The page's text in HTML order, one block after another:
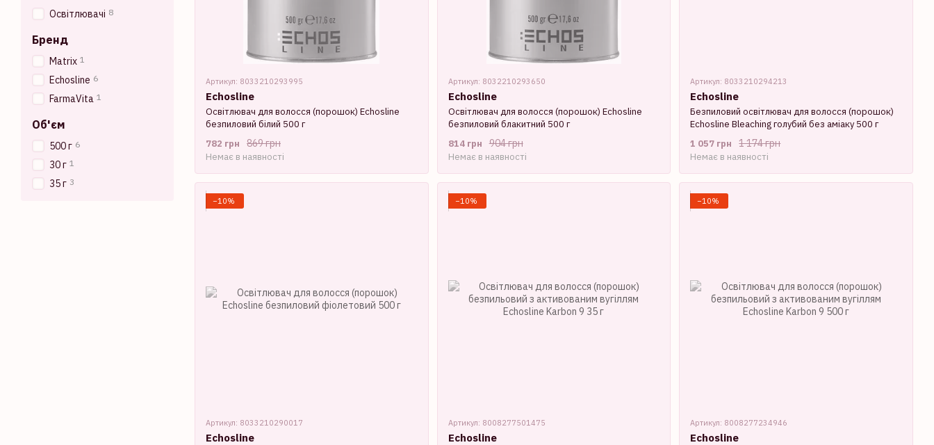
Артикул: 8033210293995
Echosline
Освітлювач для волосся (порошок) Echosline
безпиловий білий 500 г
869 грн
782 грн
Немає в наявності
Артикул: 8032210293650
Echosline
Освітлювач для волосся (порошок) Echosline
безпиловий блакитний 500 г
904 грн
814 грн
Немає в наявності
Артикул: 8033210294213
Echosline
Безпиловий освітлювач для волосся (порошок)
Echosline Bleaching голубий без аміаку 500 г
1 174 грн
1 057 грн
Немає в наявності
−10%
Артикул: 8033210290017
Echosline
−10%
Артикул: 8008277501475
Echosline
−10%
Артикул: 8008277234946
Echosline
Освітлювачі 8
Бренд
Matrix 1
Echosline 6
FarmaVita 1
Об'єм
500 г 6
30 г 1
35 г 3